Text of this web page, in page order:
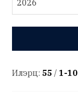
Илэрц: 55 / 1-10